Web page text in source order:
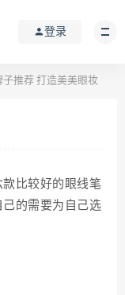
登录
子推荐 打造美美眼妆
比较好的眼线笔
的需要为自己选